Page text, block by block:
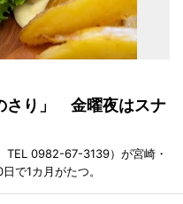
さり」 金曜夜はスナ
TEL 0982-67-3139）が宮崎・
で1カ月がたつ。